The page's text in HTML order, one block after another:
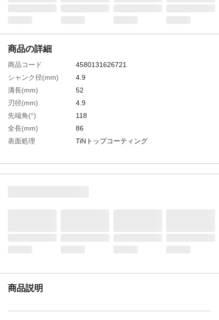
商品の詳細
商品コード
4580131626721
シャンク径(mm)
4.9
溝長(mm)
52
刃径(mm)
4.9
先端角(°)
118
全長(mm)
86
表面処理
TiNトップコーティング
生産国
ドイツ
商品説明